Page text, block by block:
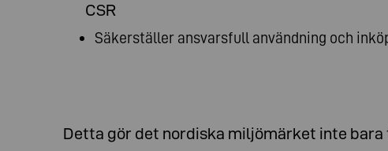
CSR
Säkerställer ansvarsfull användning och
Detta gör det nordiska miljömärket inte